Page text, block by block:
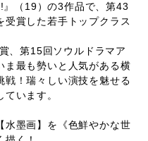
（19）の3作品で、第43
受賞した若手トップクラス
、第15回ソウルドラマア
ま最も勢いと人気がある横
戦！瑞々しい演技を魅せる
います。
水墨画】を《色鮮やかな世